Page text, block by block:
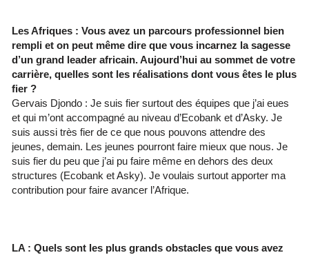
Les Afriques : Vous avez un parcours professionnel bien
rempli et on peut même dire que vous incarnez la sagesse
d’un grand leader africain. Aujourd’hui au sommet de votre
carrière, quelles sont les réalisations dont vous êtes le plus
fier ?
Gervais Djondo : Je suis fier surtout des équipes que j’ai eues
et qui m’ont accompagné au niveau d’Ecobank et d’Asky. Je
suis aussi très fier de ce que nous pouvons attendre des
jeunes, demain. Les jeunes pourront faire mieux que nous. Je
suis fier du peu que j’ai pu faire même en dehors des deux
structures (Ecobank et Asky). Je voulais surtout apporter ma
contribution pour faire avancer l’Afrique.
LA : Quels sont les plus grands obstacles que vous avez